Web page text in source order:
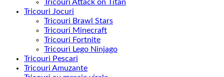
Tricouri Attack on Titan
Tricouri Jocuri
Tricouri Brawl Stars
Tricouri Minecraft
Tricouri Fortnite
Tricouri Lego Ninjago
Tricouri Pescari
Tricouri Amuzante